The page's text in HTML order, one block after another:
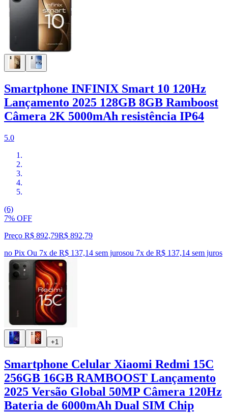
Smartphone INFINIX Smart 10 120Hz
Lançamento 2025 128GB 8GB Ramboost
Câmera 2K 5000mAh resistência IP64
5.0
(6)
7% OFF
Preço R$ 892,79R$ 892,79
no Pix Ou 7x de R$ 137,14 sem jurosou 7x de R$ 137,14 sem juros
+1
Smartphone Celular Xiaomi Redmi 15C
256GB 16GB RAMBOOST Lançamento
2025 Versão Global 50MP Câmera 120Hz
Bateria de 6000mAh Dual SIM Chip